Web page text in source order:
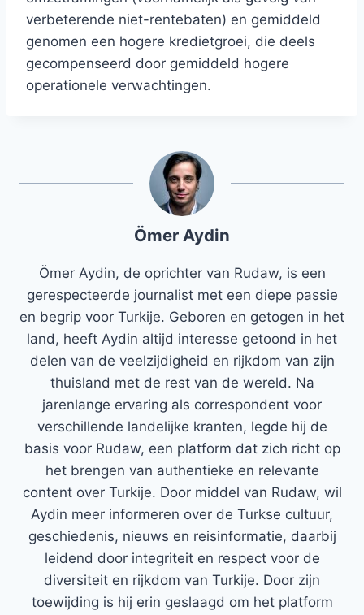
verbeterende niet-rentebaten) en gemiddeld
genomen een hogere kredietgroei, die deels
gecompenseerd door gemiddeld hogere
operationele verwachtingen.
Ömer Aydin
Ömer Aydin, de oprichter van Rudaw, is een
gerespecteerde journalist met een diepe passie
en begrip voor Turkije. Geboren en getogen in het
land, heeft Aydin altijd interesse getoond in het
delen van de veelzijdigheid en rijkdom van zijn
thuisland met de rest van de wereld. Na
jarenlange ervaring als correspondent voor
verschillende landelijke kranten, legde hij de
basis voor Rudaw, een platform dat zich richt op
het brengen van authentieke en relevante
content over Turkije. Door middel van Rudaw, wil
Aydin meer informeren over de Turkse cultuur,
geschiedenis, nieuws en reisinformatie, daarbij
leidend door integriteit en respect voor de
diversiteit en rijkdom van Turkije. Door zijn
toewijding is hij erin geslaagd om het platform